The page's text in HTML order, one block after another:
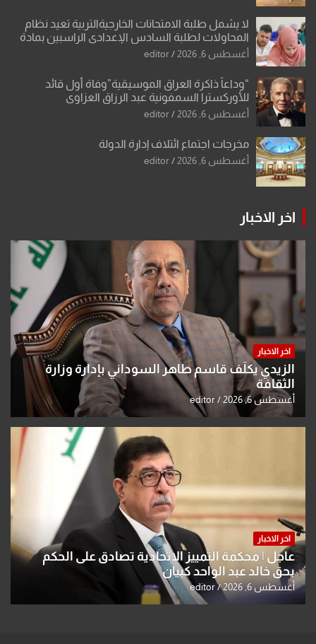
لا يشمل طلبة الامتحانات الخارجيةالتربية تعيد نظام
المحاولات لطلبة السادس الإعدادي الراسبين بمادة
أو مادتين
أغسطس 6, 2026 editor
“وداعاً ذاكرة العراق الموسيقية”وفاة أول قائد
للأوركسترا السمفونية عبد الرزاق العزاوي
أغسطس 6, 2026 editor
مخرجات اجتماع ائتلاف إدارة الدولة
أغسطس 6, 2026 editor
اخر الاخبار
اخر الاخبار
الزيدي يكلّف قاسم طاهر السوداني بإدارة وزارة
الثقافة
أغسطس 6, 2026 editor
اخر الاخبار
عاجل | محكمة التمييز الاتحادية تصادق على الحكم
بحق خالد عبد الواحد كبيان
أغسطس 6, 2026 editor